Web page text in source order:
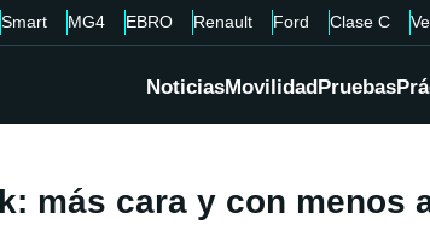
Smart MG4 EBRO Renault Ford Clase C
NoticiasMovilidadPruebas
más cara y con menos